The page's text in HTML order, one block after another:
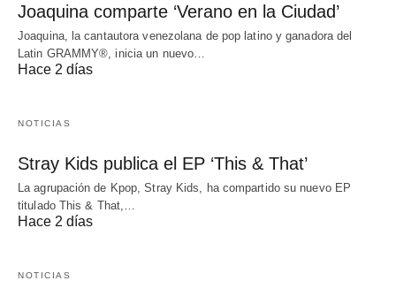
Joaquina comparte ‘Verano en la Ciudad’
Joaquina, la cantautora venezolana de pop latino y ganadora del
Latin GRAMMY®, inicia un nuevo…
Hace 2 días
NOTICIAS
Stray Kids publica el EP ‘This & That’
La agrupación de Kpop, Stray Kids, ha compartido su nuevo EP
titulado This & That,…
Hace 2 días
NOTICIAS